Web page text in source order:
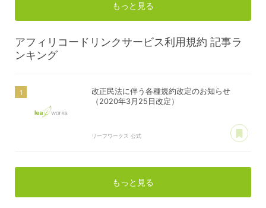
もっと見る
アフィリコードリンクサービス利用規約 記事ラ
ンキング
改正民法に伴う各種規約改定のお知らせ
（2020年3月25日改定）
リーフワークス 公式
もっと見る